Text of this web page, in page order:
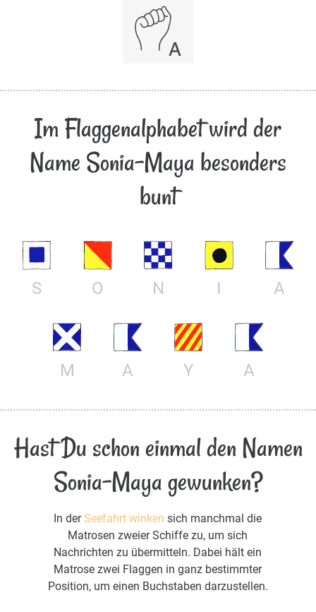
Im Flaggenalphabet wird der
Name Sonia-Maya besonders
bunt
S O N I A
M A Y A
Hast Du schon einmal den Namen
Sonia-Maya gewunken?
In derSeefahrt winken sich manchmal die
Matrosen zweier Schiffe zu, um sich
Nachrichten zu übermitteln. Dabei hält ein
Matrose zwei Flaggen in ganz bestimmter
Position, um einen Buchstaben darzustellen.